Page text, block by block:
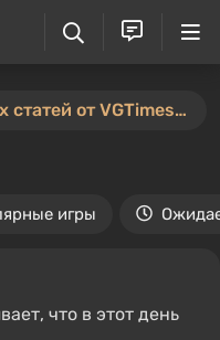
⚡️ Конкурс пользовательских статей от VGTimes продлён — участвуйте тут ⚡️
игры
что в этот день